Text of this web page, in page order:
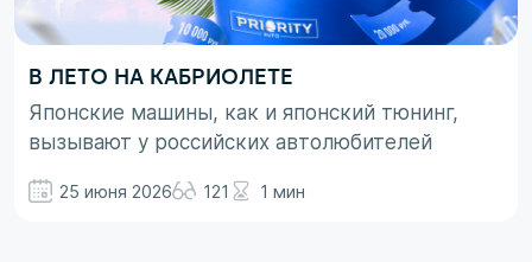
В ЛЕТО НА КАБРИОЛЕТЕ
Японские машины, как и японский тюнинг,
вызывают у российских автолюбителей
просто ассоциируются с вполне понятными
25 июня 2026 121 1 мин